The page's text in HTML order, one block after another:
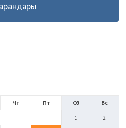
Чт Пт Сб
Вс
1
2